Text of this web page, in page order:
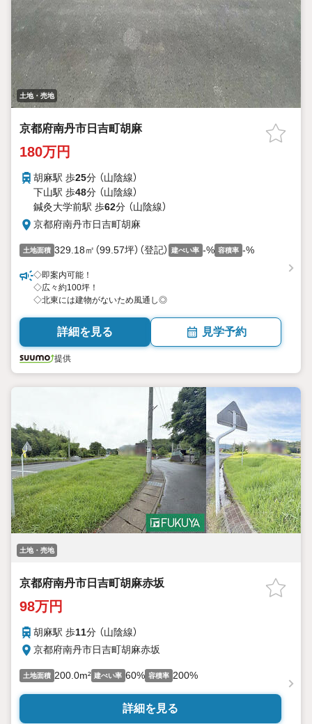
土地・売地
京都府南丹市日吉町胡麻
180万円
胡麻駅 歩25分 （山陰線）
下山駅 歩48分 （山陰線）
鍼灸大学前駅 歩62分 （山陰線）
京都府南丹市日吉町胡麻
土地面積 329.18㎡（99.57坪）（登記） 建ぺい率 -% 容積率 -%
◇即案内可能！
◇広々約100坪！
◇北東には建物がないため風通し◎
詳細を見る 見学予約
提供
土地・売地
京都府南丹市日吉町胡麻赤坂
98万円
胡麻駅 歩11分 （山陰線）
京都府南丹市日吉町胡麻赤坂
土地面積 200.0m² 建ぺい率 60% 容積率 200%
詳細を見る